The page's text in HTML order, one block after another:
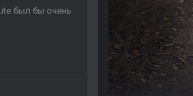
был бы очень